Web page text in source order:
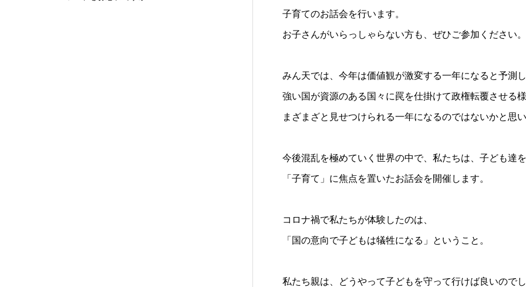
子育てのお話会を行います。
お子さんがいらっしゃらない方も、ぜひご参加ください。
みん天では、今年は価値観が激変する一年になると予測
強い国が資源のある国々に罠を仕掛けて政権転覆させる
まざまざと見せつけられる一年になるのではないかと思
今後混乱を極めていく世界の中で、私たちは、子ども達
「子育て」に焦点を置いたお話会を開催します。
コロナ禍で私たちが体験したのは、
「国の意向で子どもは犠牲になる」ということ。
私たち親は、どうやって子どもを守って行けば良いので